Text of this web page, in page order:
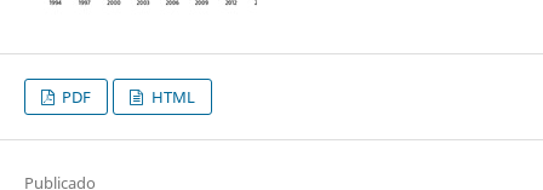
PDF HTML
Publicado